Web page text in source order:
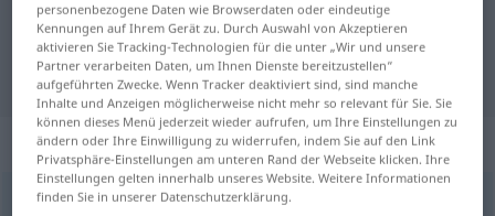
für "combatif"
"combatif" Deutsch Übersetzung
„combatif“: adjectif (qualificatif)
combatif [kõbatif]adj <-ive [-iv]>
personenbezogene Daten wie Browserdaten oder eindeutige
Kennungen auf Ihrem Gerät zu. Durch Auswahl von Akzeptieren
aktivieren Sie Tracking-Technologien für die unter „Wir und unsere
Partner verarbeiten Daten, um Ihnen Dienste bereitzustellen“
aufgeführten Zwecke. Wenn Tracker deaktiviert sind, sind manche
Inhalte und Anzeigen möglicherweise nicht mehr so relevant für Sie. Sie
können dieses Menü jederzeit wieder aufrufen, um Ihre Einstellungen zu
ändern oder Ihre Einwilligung zu widerrufen, indem Sie auf den Link
Privatsphäre-Einstellungen am unteren Rand der Webseite klicken. Ihre
Einstellungen gelten innerhalb unseres Website. Weitere Informationen
finden Sie in unserer Datenschutzerklärung.